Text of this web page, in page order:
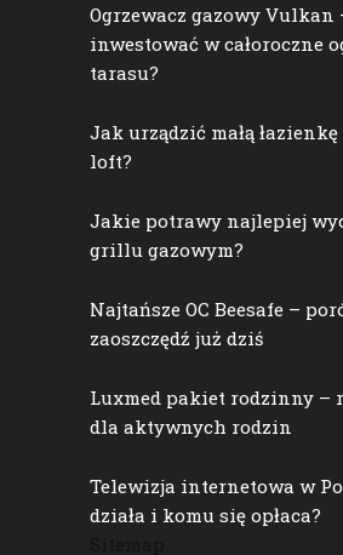
Ogrzewacz gazowy Vulkan
inwestować w całoroczne
tarasu?
Jak urządzić małą
loft?
Jakie potrawy najlepiej
grillu gazowym?
Najtańsze OC Beesafe –
zaoszczędź już dziś
Luxmed pakiet rodzinny –
dla aktywnych rodzin
Telewizja internetowa w
działa i komu się opłaca?